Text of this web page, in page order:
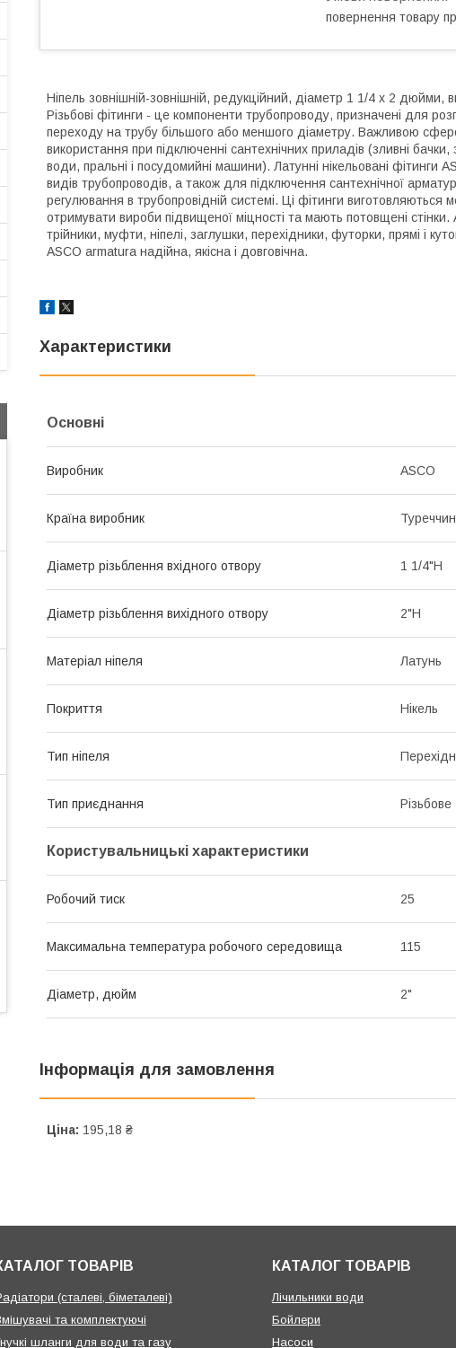
повернення товару
Ніпель зовнішній-зовнішній, редукційний, діаметр 1 1/4 х 2 дюйми,
Різьбові фітинги - це компоненти трубопроводу, призначені для
переходу на трубу більшого або меншого діаметру. Важливою
використання при підключенні сантехнічних приладів (зливні
води, пральні і посудомийні машини). Латунні нікельовані фітинги
видів трубопроводів, а також для підключення сантехнічної
регулювання в трубопровідній системі. Ці фітинги
отримувати вироби підвищеної міцності та мають потовщені стінки.
трійники, муфти, ніпелі, заглушки, перехідники, футорки, прямі і
ASCO armatura надійна, якісна і довговічна.
Характеристики
Основні
Виробник ASCO
Країна виробник
Діаметр різьблення вхідного отвору 1 1/4"Н
Діаметр різьблення вихідного отвору 2"Н
Матеріал ніпеля Латунь
Покриття Нікель
Тип ніпеля
Тип приєднання Різьбове
Користувальницькі характеристики
Робочий тиск 25
Максимальна температура робочого середовища 115
Діаметр, дюйм 2"
Інформація для замовлення
Ціна: 195,18 ₴
ТОВАРІВ
(сталеві, біметалеві)
та комплектуючі
шланги для води та газу
КАТАЛОГ ТОВАРІВ
Лічильники води
Бойлери
Насоси